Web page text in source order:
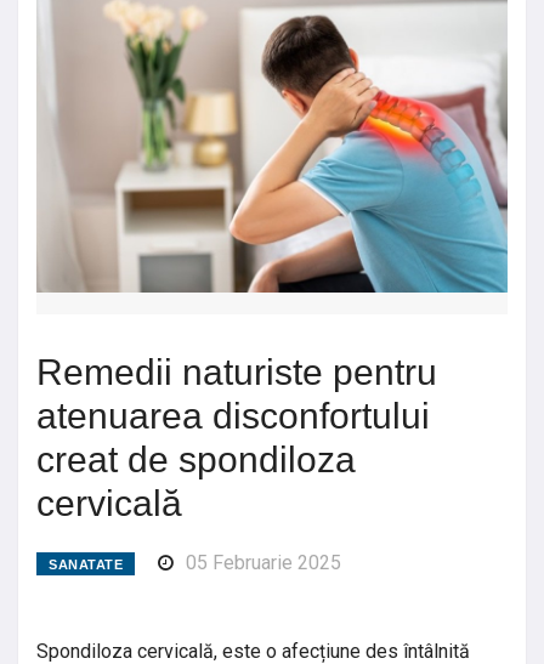
Remedii naturiste pentru
atenuarea disconfortului
creat de spondiloza
cervicală
SANATATE 05 Februarie 2025
Spondiloza cervicală, este o afecțiune des întâlnită